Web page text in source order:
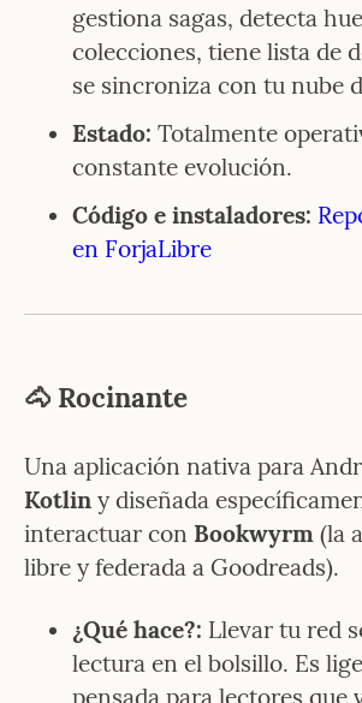
gestiona sagas, detecta
colecciones, tiene lista de
se sincroniza con tu nube
Estado: Totalmente
constante evolución.
Código e instaladores:
en ForjaLibre
🐴 Rocinante
Kotlin y diseñada
interactuar con Bookwyrm (la
libre y federada a Goodreads).
¿Qué hace?: Llevar tu red
lectura en el bolsillo. Es
pensada para lectores que